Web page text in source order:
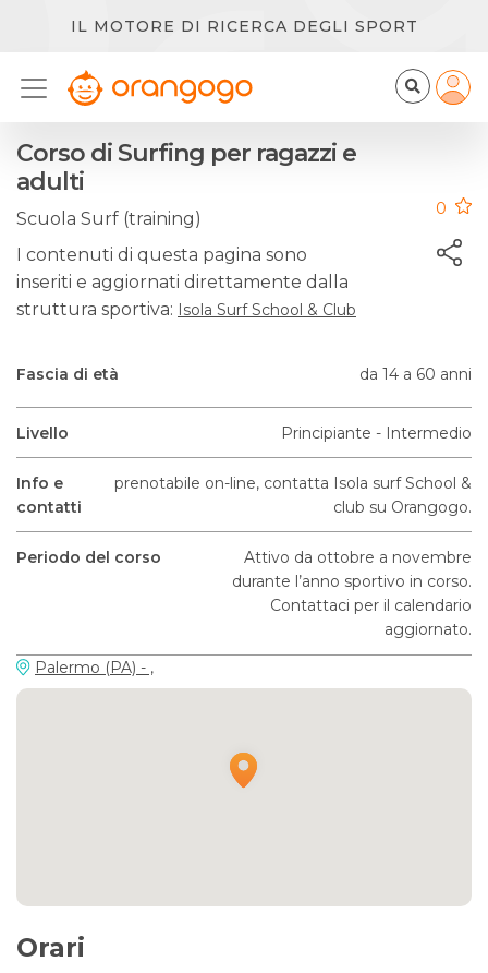
IL MOTORE DI RICERCA DEGLI SPORT
Corso di Surfing per ragazzi e
adulti
Scuola Surf (training)
I contenuti di questa pagina sono
inseriti e aggiornati direttamente dalla
struttura sportiva: Isola Surf School & Club
0
Fascia di età da 14 a 60 anni
Livello Principiante - Intermedio
Info e
contatti
prenotabile on-line, contatta Isola surf School &
club su Orangogo.
Periodo del corso
Attivo da ottobre a novembre
durante l’anno sportivo in corso.
Contattaci per il calendario
aggiornato.
Palermo (PA) - ,
Orari